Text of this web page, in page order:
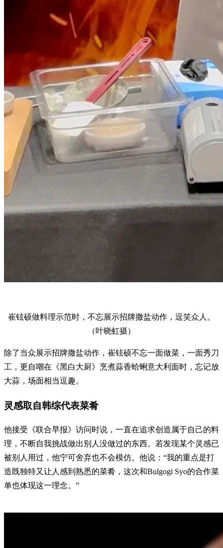
崔铉硕做料理示范时，不忘展示招牌撒盐动作，逗笑众人。
（叶晓虹摄）
除了当众展示招牌撒盐动作，崔铉硕不忘一面做菜，一面秀刀
工，更自嘲在《黑白大厨》烹煮蒜香蛤蜊意大利面时，忘记放
大蒜，场面相当逗趣。
灵感取自韩综代表菜肴
他接受《联合早报》访问时说，一直在追求创造属于自己的料
理，不断自我挑战做出别人没做过的东西。若发现某个灵感已
被别人用过，他宁可舍弃也不会模仿。他说：“我的重点是打
造既独特又让人感到熟悉的菜肴，这次和Bulgogi Syo的合作菜
单也体现这一理念。”